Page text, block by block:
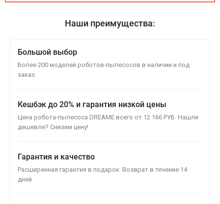
Наши преимущества:
Большой выбор
Более 200 моделей роботов-пылесосов в наличии и под
заказ.
Кешбэк до 20% и гарантия низкой цены
Цена робота-пылесоса DREAME всего от 12 166 РУБ. Нашли
дешевле? Снизим цену!
Гарантия и качество
Расширенная гарантия в подарок. Возврат в течение 14
дней.